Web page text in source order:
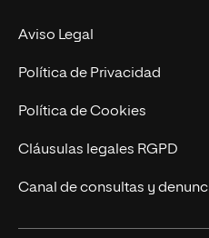
MBA
Marketing y Comunicación
Ingeniería
Diseño
Ciencias de la Salud
Contacto
Aviso Legal
Política de Privacidad
Política de Cookies
Cláusulas legales RGPD
Canal de consultas y